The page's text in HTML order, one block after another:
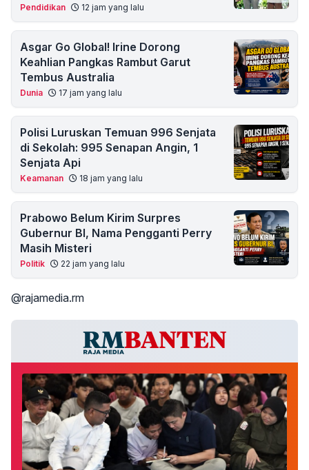
Pendidikan 12 jam yang lalu
Asgar Go Global! Irine Dorong
Keahlian Pangkas Rambut Garut
Tembus Australia
Dunia 17 jam yang lalu
Polisi Luruskan Temuan 996 Senjata
di Sekolah: 995 Senapan Angin, 1
Senjata Api
Keamanan 18 jam yang lalu
Prabowo Belum Kirim Surpres
Gubernur BI, Nama Pengganti Perry
Masih Misteri
Politik 22 jam yang lalu
@rajamedia.rm